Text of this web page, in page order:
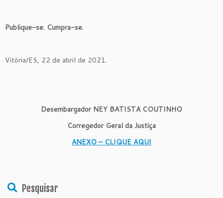
Publique-se. Cumpra-se.
Vitória/ES, 22 de abril de 2021.
Desembargador NEY BATISTA COUTINHO
Corregedor Geral da Justiça
ANEXO – CLIQUE AQUI
Pesquisar